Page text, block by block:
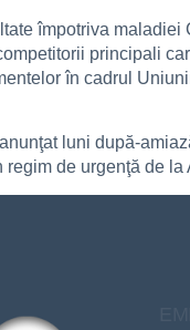
împotriva
principali
în cadrul
luni după-
de urgenţă de